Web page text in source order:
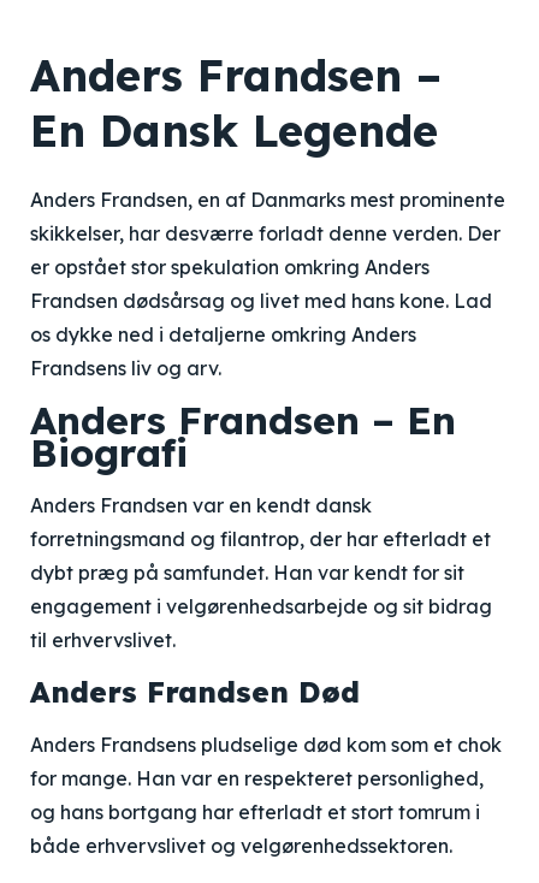
Anders Frandsen –
En Dansk Legende
Anders Frandsen, en af Danmarks mest prominente
skikkelser, har desværre forladt denne verden. Der
er opstået stor spekulation omkring Anders
Frandsen dødsårsag og livet med hans kone. Lad
os dykke ned i detaljerne omkring Anders
Frandsens liv og arv.
Anders Frandsen – En
Biografi
Anders Frandsen var en kendt dansk
forretningsmand og filantrop, der har efterladt et
dybt præg på samfundet. Han var kendt for sit
engagement i velgørenhedsarbejde og sit bidrag
til erhvervslivet.
Anders Frandsen Død
Anders Frandsens pludselige død kom som et chok
for mange. Han var en respekteret personlighed,
og hans bortgang har efterladt et stort tomrum i
både erhvervslivet og velgørenhedssektoren.